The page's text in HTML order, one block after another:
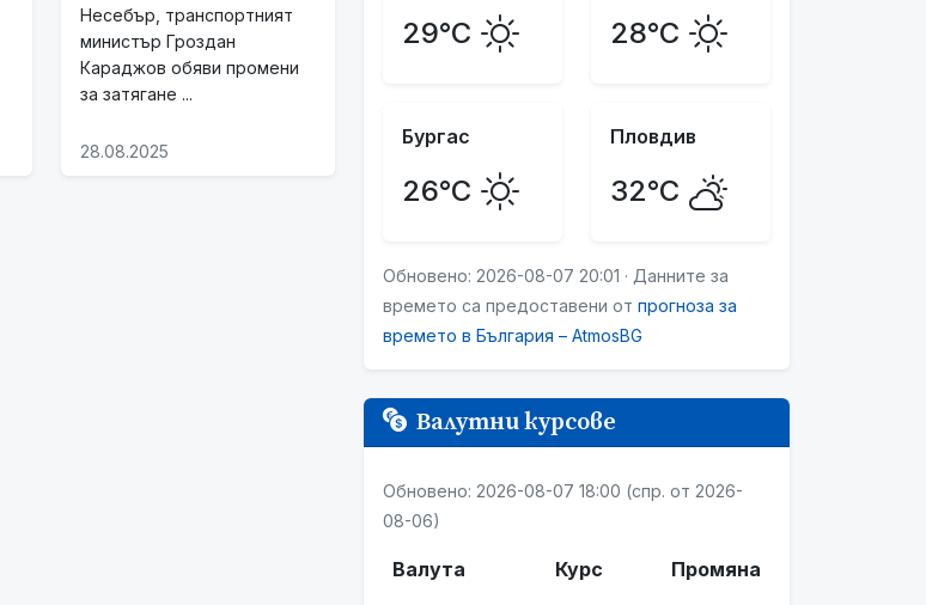
Несебър, транспортният
министър Гроздан
Караджов обяви промени
за затягане ...
28.08.2025
29°C 28°C
Бургас
26°C
Пловдив
32°C
Обновено: 2026-08-07 20:01 · Данните за
времето са предоставени от прогноза за
времето в България – AtmosBG
Валутни курсове
Валута Курс Промяна
Обновено: 2026-08-07 18:00 (спр. от 2026-
08-06)